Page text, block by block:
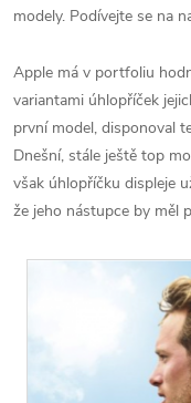
modely. Podívejte se na
Apple má v portfoliu
variantami úhlopříček
první model, disponoval
Dnešní, stále ještě top
však úhlopříčku displeje
že jeho nástupce by měl